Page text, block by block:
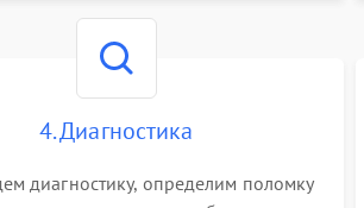
4. Диагностика
диагностику, определим поломку